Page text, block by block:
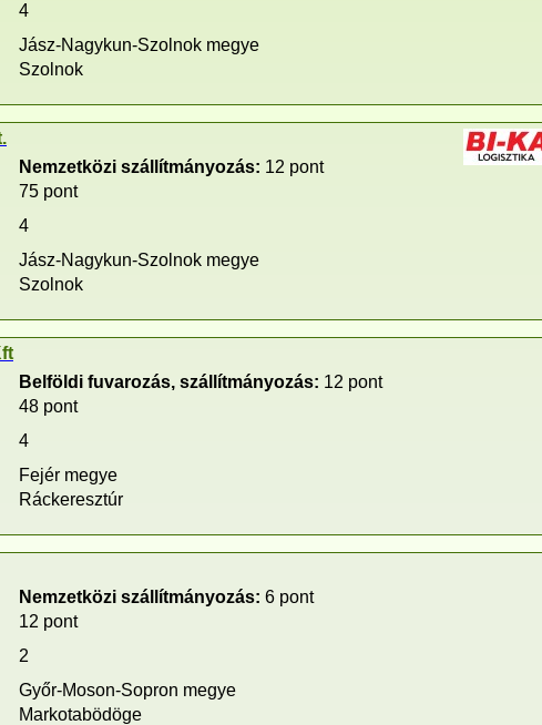
4
Jász-Nagykun-Szolnok megye
Szolnok
Nemzetközi szállítmányozás: 12 pont
75 pont
4
Jász-Nagykun-Szolnok megye
Szolnok
Belföldi fuvarozás, szállítmányozás: 12 pont
48 pont
4
Fejér megye
Ráckeresztúr
Nemzetközi szállítmányozás: 6 pont
12 pont
2
Győr-Moson-Sopron megye
Markotabödöge